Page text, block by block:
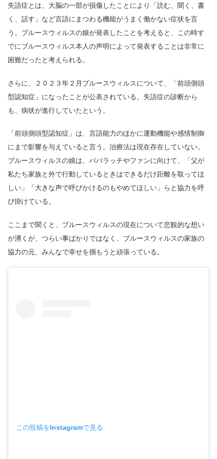
失語症とは、大脳の一部が損傷したことにより「読む、聞く、書
く、話す」など言語にまつわる機能がうまく働かない症状を言
う。ブルースウィルスの娘が発表したことを考えると、この時す
でにブルースウィルス本人の声明によって発表することは非常に
困難だったと考えられる。
さらに、２０２３年２月ブルースウィルスについて、「前頭側頭
型認知症」になったことが公表されている。失語症の診断から
も、病状が進行していたという。
「前頭側頭型認知症」は、言語能力のほかに運動機能や感情制御
にまで影響を与えていると言う。治療法は現在存在していない。
ブルースウィルスの娘は、パパラッチやファンに向けて、「父が
私たち家族と外で行動しているときはできるだけ距離を取ってほ
しい」「大きな声で呼びかけるのもやめてほしい」らと協力を呼
び掛けている。
ここまで聞くと、ブルースウィルスの現在について悲観的な想い
が湧くが、つらい事ばかりではなく、ブルースウィルスの家族の
協力の元、みんなで幸せを掴もうと頑張っている。
この投稿をInstagramで見る